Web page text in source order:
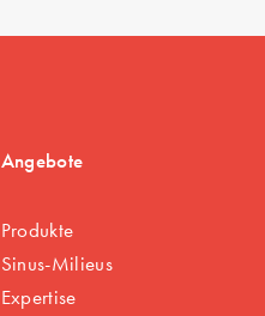
Angebote
Produkte
Sinus-Milieus
Expertise